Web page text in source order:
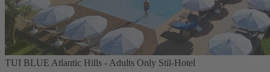
TUI BLUE Atlantic Hills - Adults Only Stil-Hotel